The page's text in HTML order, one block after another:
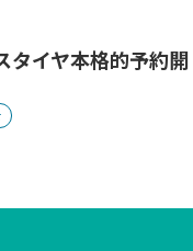
タイヤ本格的予約開